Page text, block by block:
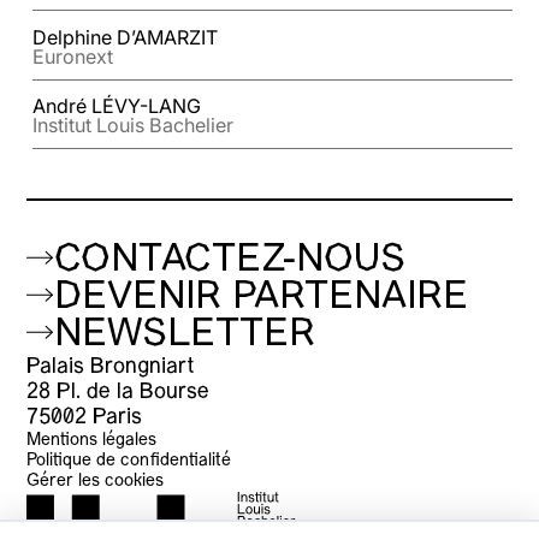
Delphine D’AMARZIT
Euronext
André LÉVY-LANG
Institut Louis Bachelier
CONTACTEZ-NOUS
DEVENIR PARTENAIRE
NEWSLETTER
Palais Brongniart
28 Pl. de la Bourse
75002 Paris
Mentions légales
Politique de confidentialité
Gérer les cookies